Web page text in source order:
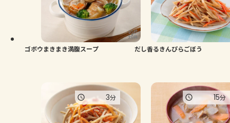
ゴボウまきまき満腹スープ だし香るきんぴらごぼう
3分 15分